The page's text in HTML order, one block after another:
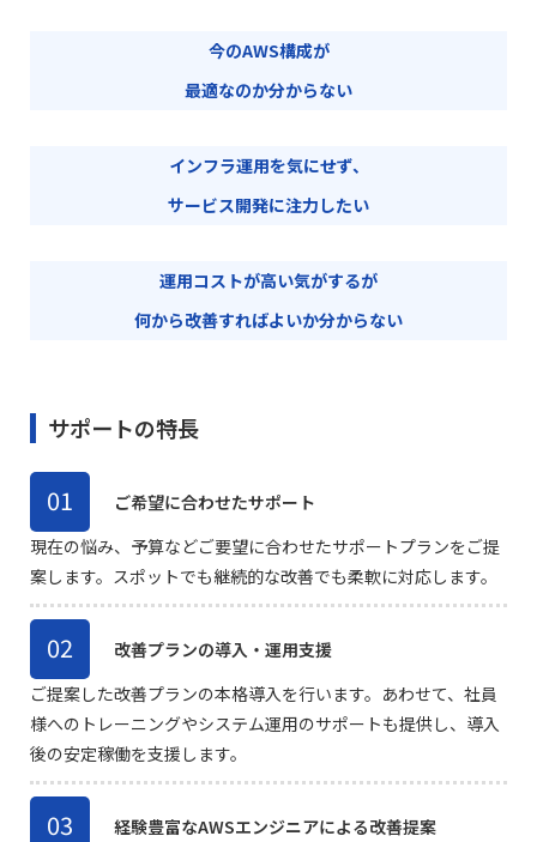
今のAWS構成が
最適なのか分からない
インフラ運用を気にせず、
サービス開発に注力したい
運用コストが高い気がするが
何から改善すればよいか分からない
サポートの特長
01
ご希望に合わせたサポート
現在の悩み、予算などご要望に合わせたサポートプランをご提
案します。スポットでも継続的な改善でも柔軟に対応します。
02
改善プランの導入・運用支援
ご提案した改善プランの本格導入を行います。あわせて、社員
様へのトレーニングやシステム運用のサポートも提供し、導入
後の安定稼働を支援します。
03
経験豊富なAWSエンジニアによる改善提案